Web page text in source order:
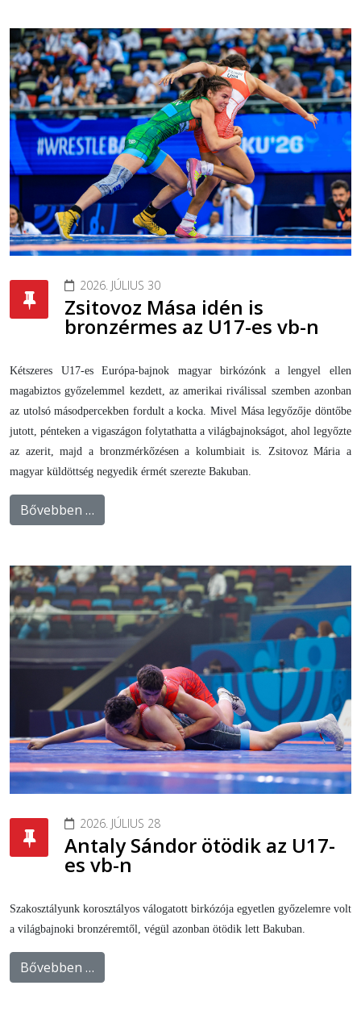
2026. JÚLIUS 30
Zsitovoz Mása idén is
bronzérmes az U17-es vb-n
Kétszeres U17-es Európa-bajnok magyar birkózónk a lengyel ellen
magabiztos győzelemmel kezdett, az amerikai riválissal szemben azonban
az utolsó másodpercekben fordult a kocka. Mivel Mása legyőzője döntőbe
jutott, pénteken a vigaszágon folytathatta a világbajnokságot, ahol legyőzte
az azerit, majd a bronzmérkőzésen a kolumbiait is. Zsitovoz Mária a
magyar küldöttség negyedik érmét szerezte Bakuban.
Bővebben …
2026. JÚLIUS 28
Antaly Sándor ötödik az U17-
es vb-n
Szakosztályunk korosztályos válogatott birkózója egyetlen győzelemre volt
a világbajnoki bronzéremtől, végül azonban ötödik lett Bakuban.
Bővebben …